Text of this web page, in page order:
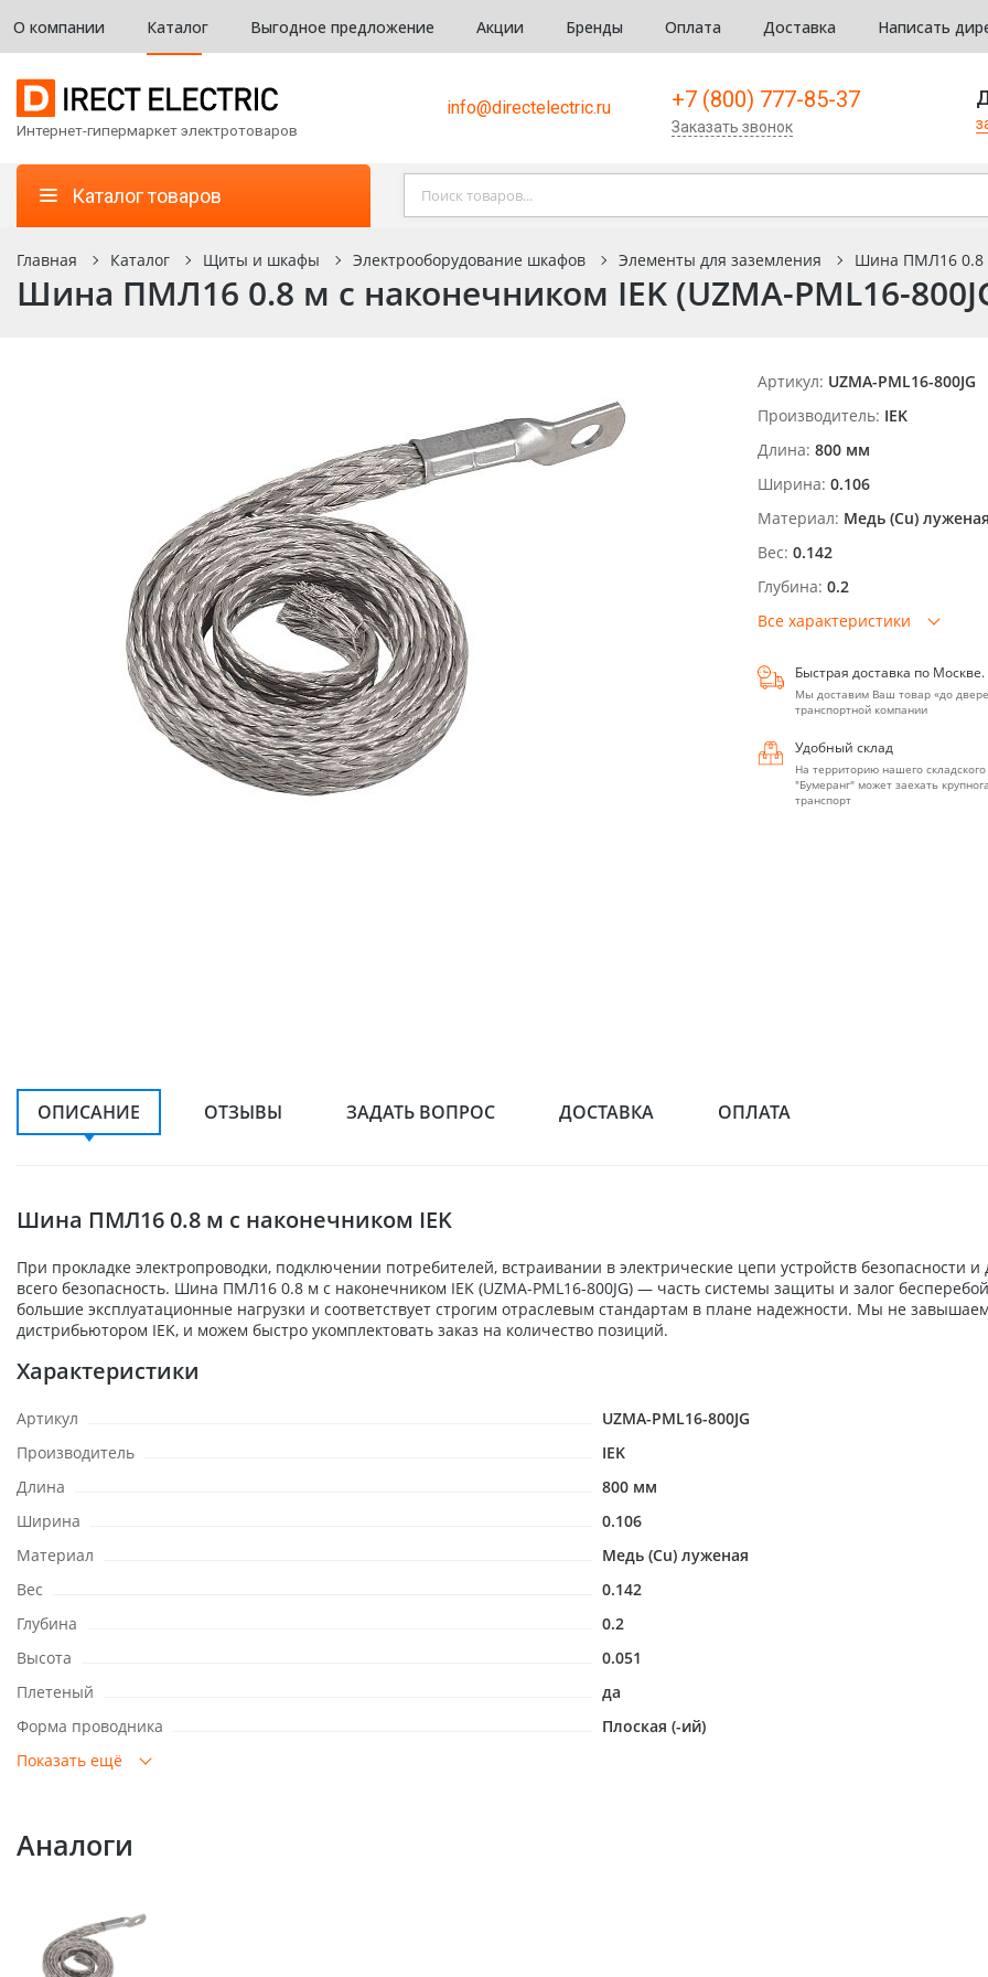
О компании Каталог Выгодное предложение Акции Бренды Оплата Доставка Написать
Интернет-гипермаркет электротоваров
info@directelectric.ru +7 (800) 777-85-37
Заказать звонок
Каталог товаров
Главная Каталог Щиты и шкафы Электрооборудование шкафов Элементы для заземления Шина ПМЛ16 0.8
Шина ПМЛ16 0.8 м с наконечником IEK (UZMA-PML16-
Артикул: UZMA-PML16-800JG
Производитель: IEK
Длина: 800 мм
Ширина: 0.106
Материал: Медь (Cu)
Вес: 0.142
Глубина: 0.2
Все характеристики
Быстрая доставка по Москве.
Мы доставим Ваш товар «до
транспортной компании
Удобный склад
На территорию нашего
"Бумеранг" может заехать
транспорт
ОПИСАНИЕ ОТЗЫВЫ ЗАДАТЬ ВОПРОС ДОСТАВКА ОПЛАТА
Шина ПМЛ16 0.8 м с наконечником IEK
При прокладке электропроводки, подключении потребителей, встраивании в электрические цепи устройств
всего безопасность. Шина ПМЛ16 0.8 м с наконечником IEK (UZMA-PML16-800JG) — часть системы защиты и залог
большие эксплуатационные нагрузки и соответствует строгим отраслевым стандартам в плане надежности. Мы не
дистрибьютором IEK, и можем быстро укомплектовать заказ на количество позиций.
Характеристики
Артикул
UZMA-PML16-800JG
Производитель
IEK
Длина
800 мм
Ширина
0.106
Материал
Медь (Cu) луженая
Вес
0.142
Глубина
0.2
Высота
0.051
Плетеный
да
Форма проводника
Плоская (-ий)
Показать ещё
Аналоги